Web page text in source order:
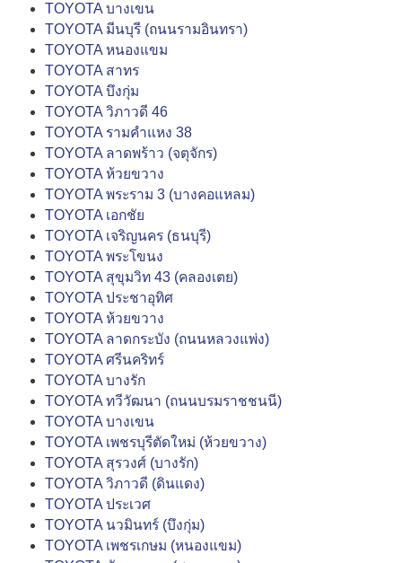
TOYOTA บางเขน
TOYOTA มีนบุรี (ถนนรามอินทรา)
TOYOTA หนองแขม
TOYOTA สาทร
TOYOTA บึงกุ่ม
TOYOTA วิภาวดี 46
TOYOTA รามคำแหง 38
TOYOTA ลาดพร้าว (จตุจักร)
TOYOTA ห้วยขวาง
TOYOTA พระราม 3 (บางคอแหลม)
TOYOTA เอกชัย
TOYOTA เจริญนคร (ธนบุรี)
TOYOTA พระโขนง
TOYOTA สุขุมวิท 43 (คลองเตย)
TOYOTA ประชาอุทิศ
TOYOTA ห้วยขวาง
TOYOTA ลาดกระบัง (ถนนหลวงแพ่ง)
TOYOTA ศรีนคริทร์
TOYOTA บางรัก
TOYOTA ทวีวัฒนา (ถนนบรมราชชนนี)
TOYOTA บางเขน
TOYOTA เพชรบุรีตัดใหม่ (ห้วยขวาง)
TOYOTA สุรวงศ์ (บางรัก)
TOYOTA วิภาวดี (ดินแดง)
TOYOTA ประเวศ
TOYOTA นวมินทร์ (บึงกุ่ม)
TOYOTA เพชรเกษม (หนองแขม)